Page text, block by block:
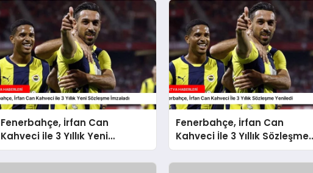
Fenerbahçe, İrfan Can
Kahveci ile 3 Yıllık Yeni
Sözleşme İmzaladı
Fenerbahçe, İrfan Can
Kahveci İle 3 Yıllık Sözleşme
Yeniledi